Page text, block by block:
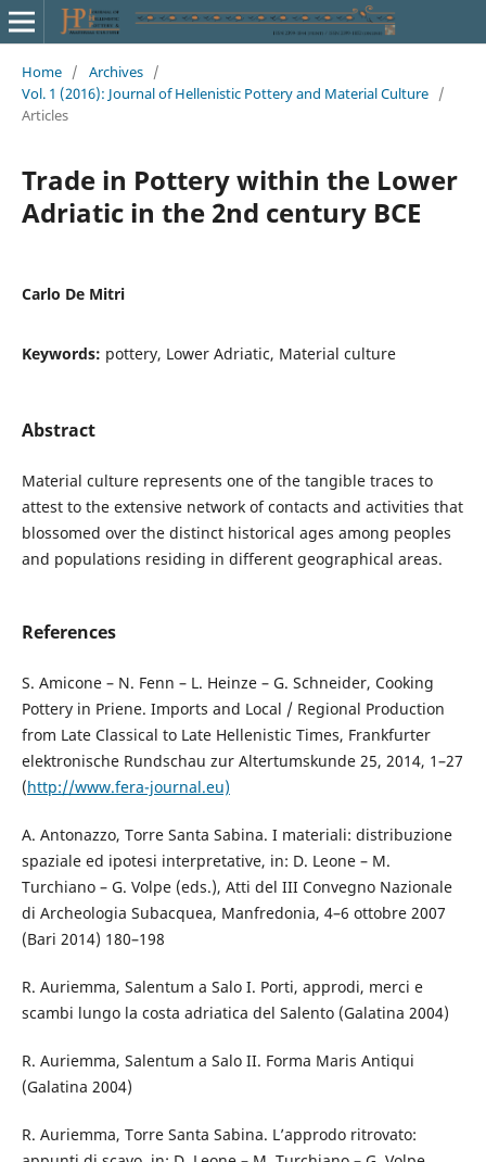
Home / Archives /
Vol. 1 (2016): Journal of Hellenistic Pottery and Material Culture /
Articles
Trade in Pottery within the Lower
Adriatic in the 2nd century BCE
Carlo De Mitri
Keywords: pottery, Lower Adriatic, Material culture
Abstract
Material culture represents one of the tangible traces to
attest to the extensive network of contacts and activities that
blossomed over the distinct historical ages among peoples
and populations residing in different geographical areas.
References
S. Amicone – N. Fenn – L. Heinze – G. Schneider, Cooking
Pottery in Priene. Imports and Local / Regio­nal Production
from Late Classical to Late Hellenistic Times, Frankfurter
elektronische Rundschau zur Altertumskunde 25, 2014, 1–27
(http://www.fera-journal.eu)
A. Antonazzo, Torre Santa Sabina. I materiali: distribuzione
spaziale ed ipotesi interpretative, in: D. Leone – M.
Turchiano – G. Volpe (eds.), Atti del III Convegno Nazionale
di Archeologia Subacquea, Manfredonia, 4–6 ottobre 2007
(Bari 2014) 180–198
R. Auriemma, Salentum a Salo I. Porti, approdi, merci e
scambi lungo la costa adriatica del Salento (Galatina 2004)
R. Auriemma, Salentum a Salo II. Forma Maris Antiqui
(Galatina 2004)
R. Auriemma, Torre Santa Sabina. L’approdo ritrovato: